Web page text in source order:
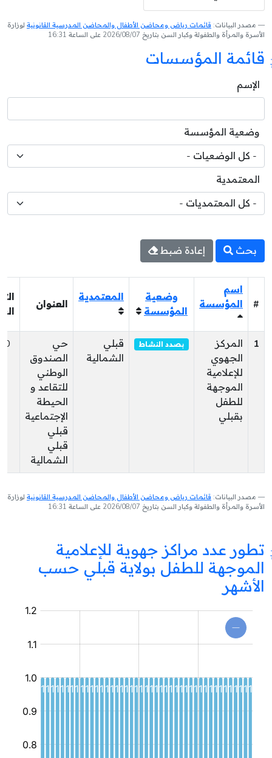
مصدر البيانات: قائمات رياض ومحاضن الأطفال والمحاضن المدرسية القانونية لوزارة
الأسرة والمرأة والطفولة وكبار السن بتاريخ 2026/08/07 على الساعة 16:31
قائمة المؤسسات
الإسم
وضعية المؤسسة
المعتمدية
بحث إعادة ضبط
#
اسم
المؤسسة
وضعية
المؤسسة
المعتمدية
العنوان
1
المركز
الجهوي
للإعلامية
الموجهة
للطفل
بقبلي
بصدد النشاط
قبلي
الشمالية
حي
الصندوق
الوطني
للتقاعد و
الحيطة
الإجتماعية
قبلي
قبلي
الشمالية
مصدر البيانات: قائمات رياض ومحاضن الأطفال والمحاضن المدرسية القانونية لوزارة
الأسرة والمرأة والطفولة وكبار السن بتاريخ 2026/08/07 على الساعة 16:31
تطور عدد مراكز جهوية للإعلامية
الموجهة للطفل بولاية قبلي حسب
الأشهر
مركز
الموجهة